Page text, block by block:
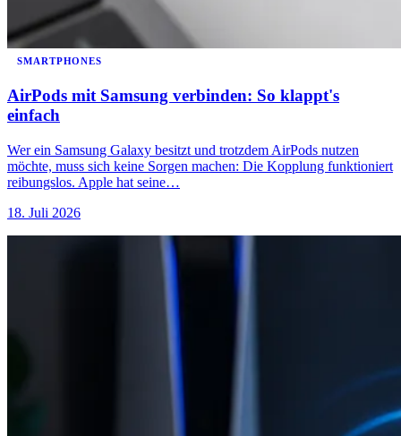
SMARTPHONES
AirPods mit Samsung verbinden: So klappt's
einfach
Wer ein Samsung Galaxy besitzt und trotzdem AirPods nutzen
möchte, muss sich keine Sorgen machen: Die Kopplung funktioniert
reibungslos. Apple hat seine…
18. Juli 2026